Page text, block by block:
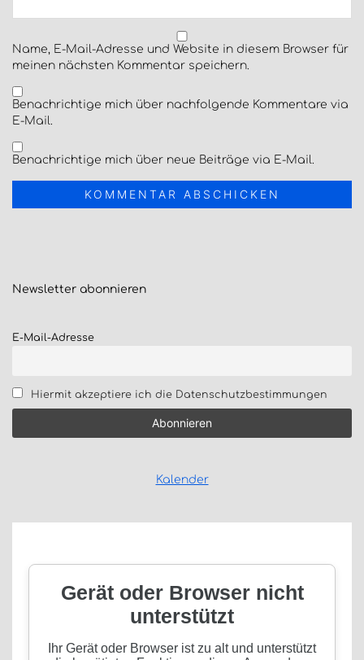
Name, E-Mail-Adresse und Website in diesem Browser für
meinen nächsten Kommentar speichern.
Benachrichtige mich über nachfolgende Kommentare via
E-Mail.
Benachrichtige mich über neue Beiträge via E-Mail.
Newsletter abonnieren
E-Mail-Adresse
Hiermit akzeptiere ich die Datenschutzbestimmungen
Kalender